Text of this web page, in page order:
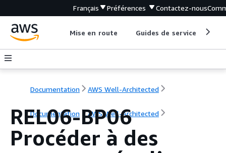
Français Préférences Contactez-nous
Mise en route Guides de service
Documentation AWS Well-Architected
Documentation AWS Well-Architected
REL06-BP06
Procéder à des